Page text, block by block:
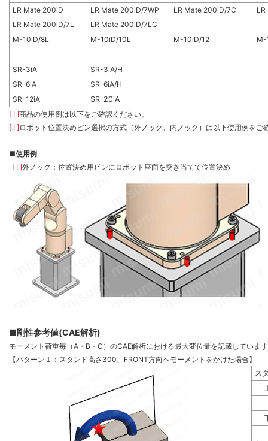
LR Mate 200iD
LR Mate 200iD/7WP LR Mate 200iD/7C
LR Mate 200iD/7L
LR Mate 200iD/7LC
M-10iD/8L
M-10iD/10L M-10iD/12 M-
SR-3iA
SR-3iA/H
SR-6iA
SR-6iA/H
SR-12iA
SR-20iA
[ ! ]商品の使用例は以下をご確認ください。
[ ! ] ロボット位置決めピン選択の方式（外ノック、内ノック）は以下使用例をご
■使用例
[ ! ]外ノック：位置決め用ピンにロボット座面を突き当てて位置決め
■剛性参考値(CAE解析)
モーメント荷重毎（A・B・C）のCAE解析における最大変位量を記載していま
【パターン１：スタンド高さ300、FRONT方向へモーメントをかけた場合】
ス